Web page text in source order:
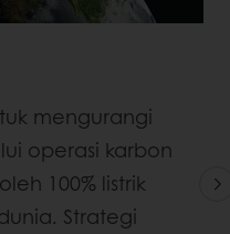
mengurangi
operasi karbon
100% listrik
Strategi